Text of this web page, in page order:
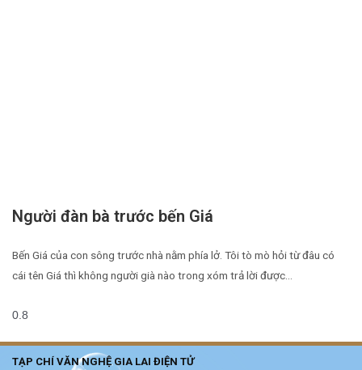
Người đàn bà trước bến Giá
Bến Giá của con sông trước nhà nằm phía lở. Tôi tò mò hỏi từ đâu có
cái tên Giá thì không người già nào trong xóm trả lời được…
TẠP CHÍ VĂN NGHỆ GIA LAI ĐIỆN TỬ